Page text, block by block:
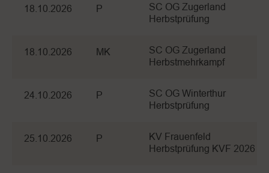
18.10.2026 P
SC OG Zugerland
Herbstprüfung
18.10.2026 MK
SC OG Zugerland
Herbstmehrkampf
24.10.2026 P
SC OG Winterthur
Herbstprüfung
25.10.2026 P
KV Frauenfeld
Herbstprüfung KVF 2026